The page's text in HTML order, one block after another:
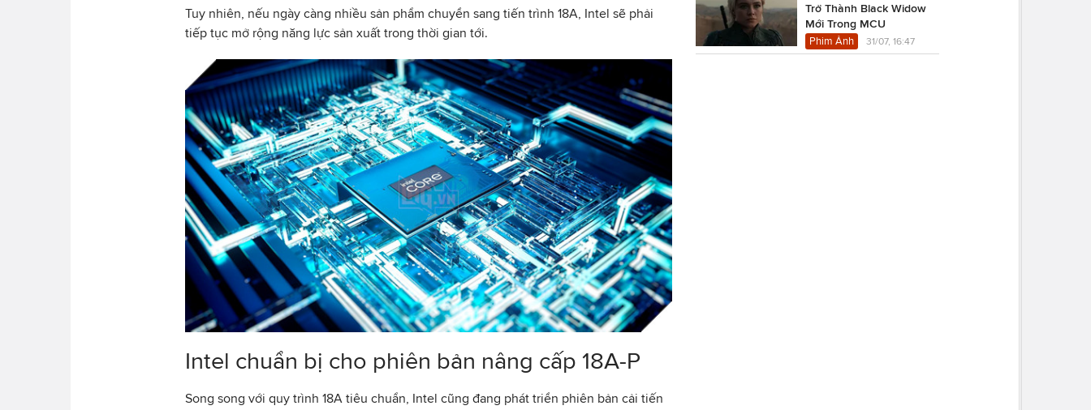
Tuy nhiên, nếu ngày càng nhiều sản phẩm chuyển sang tiến trình 18A, Intel sẽ phải
tiếp tục mở rộng năng lực sản xuất trong thời gian tới.
Intel chuẩn bị cho phiên bản nâng cấp 18A-P
Song song với quy trình 18A tiêu chuẩn, Intel cũng đang phát triển phiên bản cải tiến
Trở Thành Black Widow
Mới Trong MCU
Phim Ảnh 31/07, 16:47